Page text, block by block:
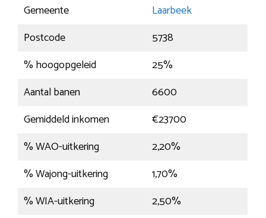
Gemeente
Laarbeek
Postcode
5738
% hoogopgeleid
25%
Aantal banen
6600
Gemiddeld inkomen
€23700
% WAO-uitkering
2,20%
% Wajong-uitkering
1,70%
% WIA-uitkering
2,50%